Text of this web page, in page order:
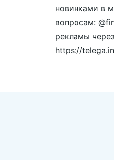
новинками в
вопросам:
рекламы
https://